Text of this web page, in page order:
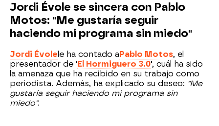
Jordi Évole se sincera con Pablo
Motos: "Me gustaría seguir
haciendo mi programa sin miedo"
Jordi Évole le ha contado aPablo Motos, el
presentador de 'El Hormiguero 3.0', cuál ha sido
la amenaza que ha recibido en su trabajo como
periodista. Además, ha explicado su deseo: "Me
gustaría seguir haciendo mi programa sin
miedo".